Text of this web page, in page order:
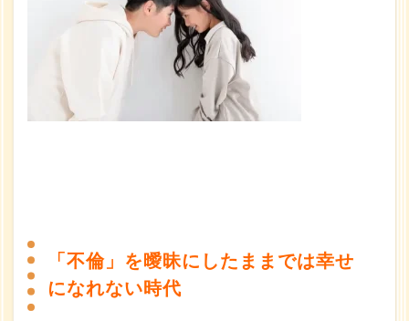
「不倫」を曖昧にしたままでは幸せ
になれない時代